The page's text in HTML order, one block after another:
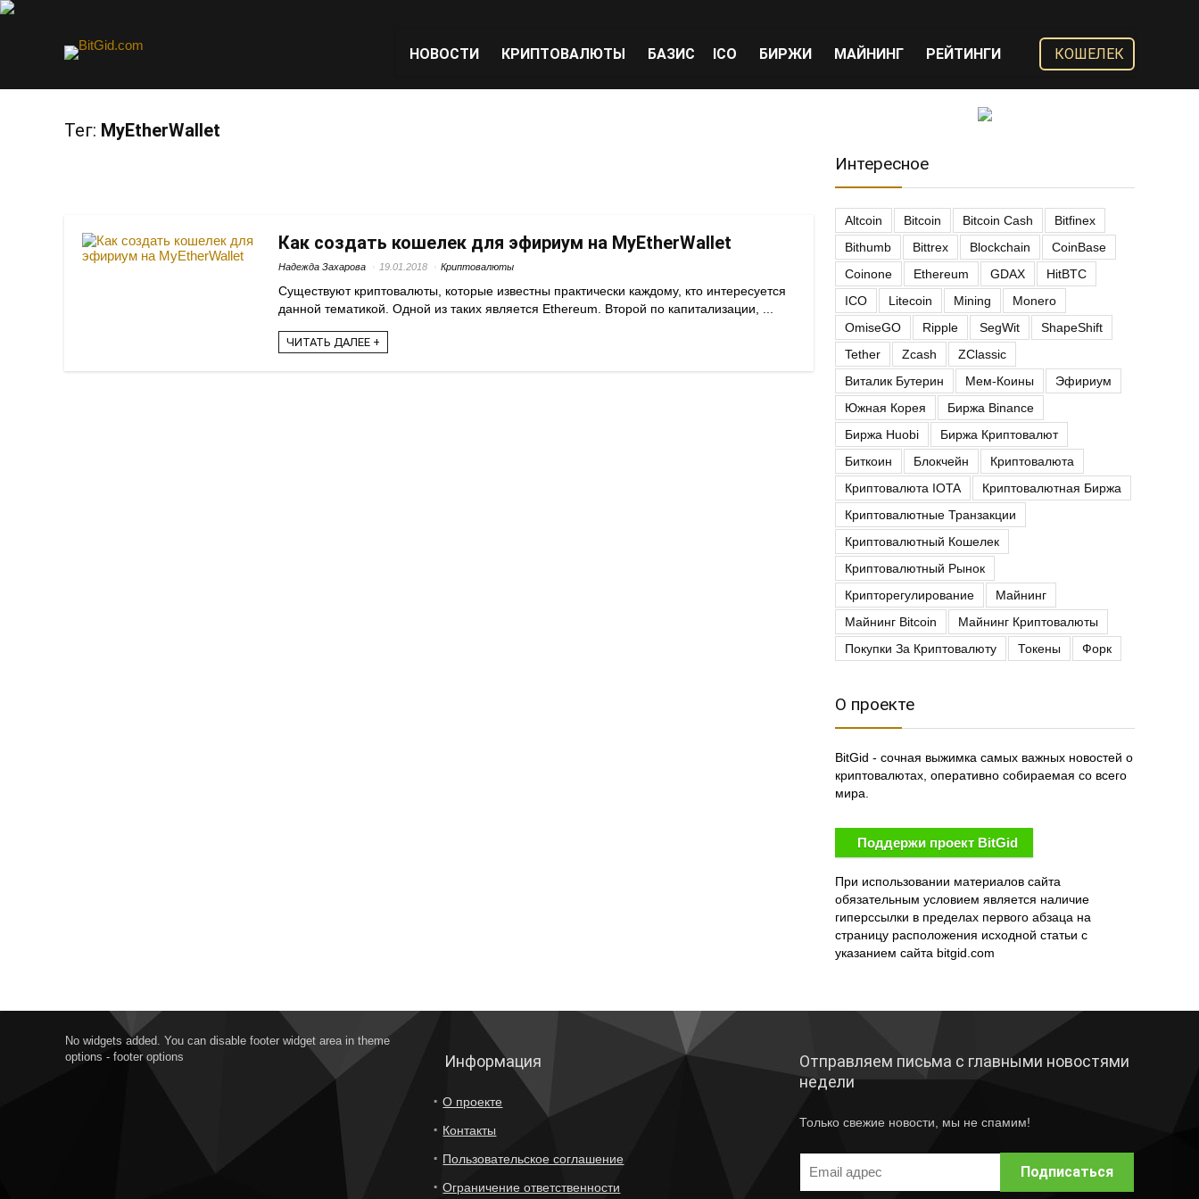
НОВОСТИ КРИПТОВАЛЮТЫ БАЗИС ICO БИРЖИ МАЙНИНГ РЕЙТИНГИ КОШЕЛЕК
Тег: MyEtherWallet
Как создать кошелек для эфириум на MyEtherWallet
Надежда Захарова 19.01.2018 Криптовалюты
Существуют криптовалюты, которые известны практически каждому, кто интересуется
данной тематикой. Одной из таких является Ethereum. Второй по капитализации, ...
ЧИТАТЬ ДАЛЕЕ +
Интересное
Altcoin Bitcoin Bitcoin Cash
Bitfinex
Bithumb
Bittrex Blockchain
CoinBase
Coinone
Ethereum GDAX
HitBTC
ICO
Litecoin Mining
Monero
OmiseGO
Ripple SegWit
ShapeShift
Tether
Zcash
ZClassic
Виталик Бутерин
Мем-Коины
Эфириум
Южная Корея
Биржа Binance
Биржа Huobi
Биржа Криптовалют
Биткоин
Блокчейн
Криптовалюта
Криптовалюта IOTA
Криптовалютная Биржа
Криптовалютные Транзакции
Криптовалютный Кошелек
Криптовалютный Рынок
Крипторегулирование
Майнинг
Майнинг Bitcoin
Майнинг Криптовалюты
Покупки За Криптовалюту
Токены Форк
О проекте
BitGid - сочная выжимка самых важных новостей о
криптовалютах, оперативно собираемая со всего
мира.
Поддержи проект BitGid
При использовании материалов сайта
обязательным условием является наличие
гиперссылки в пределах первого абзаца на
страницу расположения исходной статьи с
указанием сайта bitgid.com
No widgets added. You can disable footer widget area in theme
options - footer options
Информация
О проекте
Контакты
Пользовательское соглашение
Ограничение ответственности
Отправляем письма с главными новостями
недели
Только свежие новости, мы не спамим!